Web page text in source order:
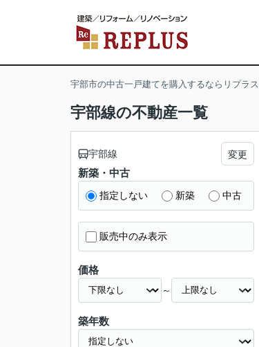
宇部市の中古一戸建てを購入するならリプラス
宇部線の不動産一覧
宇部線 変更
新築・中古
指定しない 新築 中古
販売中のみ表示
価格
～
築年数